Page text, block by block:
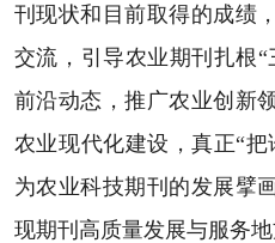
刊现状和目前取得的成绩
交流，引导农业期刊扎根
前沿动态，推广农业创新
农业现代化建设，真正“把
为农业科技期刊的发展擘
现期刊高质量发展与服务地